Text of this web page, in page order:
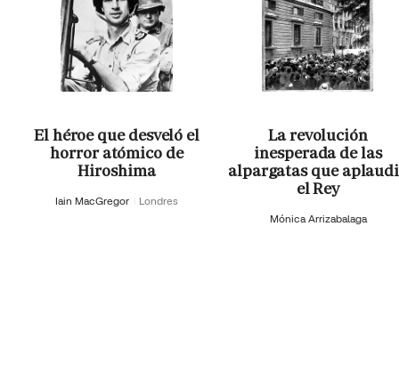
El héroe que desveló el
horror atómico de
Hiroshima
Iain MacGregor Londres
La revolución
inesperada de las
alpargatas que
el Rey
Mónica Arrizabalaga